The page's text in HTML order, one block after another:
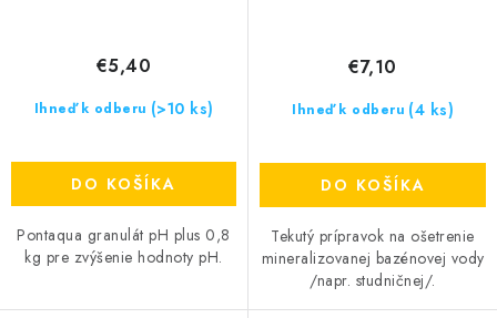
Ihneď k odberu (>10 ks)
€5,40
DO KOŠÍKA
Pontaqua granulát pH plus 0,8
kg pre zvýšenie hodnoty pH.
Ihneď k odberu (4 ks)
€7,10
DO KOŠÍKA
Tekutý prípravok na ošetrenie
mineralizovanej bazénovej vody
/napr. studničnej/.